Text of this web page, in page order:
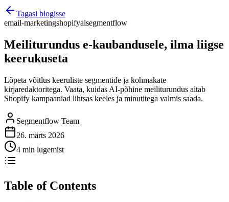
Tagasi blogisse
email-marketingshopifyaisegmentflow
Meiliturundus e-kaubandusele, ilma liigse
keerukuseta
Lõpeta võitlus keeruliste segmentide ja kohmakate
kirjaredaktoritega. Vaata, kuidas AI-põhine meiliturundus aitab
Shopify kampaaniad lihtsas keeles ja minutitega valmis saada.
Segmentflow Team
26. märts 2026
4 min lugemist
Table of Contents